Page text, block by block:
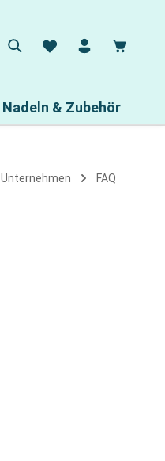
Nadeln & Zubehör
Unternehmen FAQ